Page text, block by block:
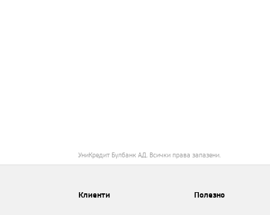
УниКредит Булбанк АД. Всички права запазени.
Клиенти Полезно